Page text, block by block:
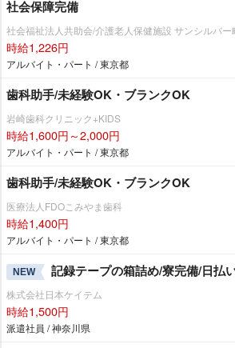
社会保障完備
社会福祉法人共助会/介護老人保健施設 サンシルバー
時給1,226円
アルバイト・パート / 東京都
歯科助手/未経験OK・ブランクOK
崎歯科クリニック+KIDS
時給1,600円～2,000円
アルバイト・パート / 東京都
歯科助手/未経験OK・ブランクOK
医療法人FDOこみやま歯科
時給1,400円
アルバイト・パート / 東京都
NEW 記録テープの箱詰め/寮完備/日払
株式会社日本ケイテム
時給1,500円
派遣社員 / 神奈川県